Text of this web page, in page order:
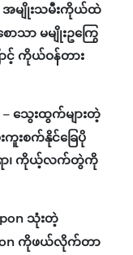
အမျိုးသမီးကိုယ်ထဲ
သာ မမျိုးဥကြွေ
ာင့် ကိုယ်ဝန်တား
– သွေးထွက်များတဲ့
ကူးစက်နိုင်ခြေပို
ော၊ ကိုယ့်လက်တွဲကို
သုံးတဲ့
ကိုဖယ်လိုက်တာ